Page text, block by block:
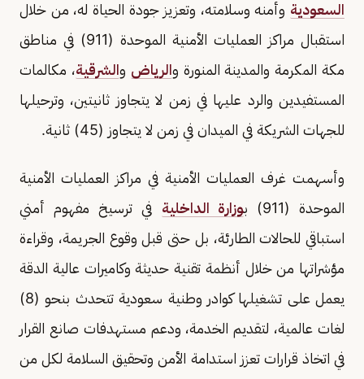
السعودية وأمنه وسلامته، وتعزيز جودة الحياة له، من خلال
استقبال مراكز العمليات الأمنية الموحدة (911) في مناطق
مكة المكرمة والمدينة المنورة والرياض والشرقية، مكالمات
المستفيدين والرد عليها في زمن لا يتجاوز ثانيتين، وترحيلها
للجهات الشريكة في الميدان في زمن لا يتجاوز (45) ثانية.
وأسهمت غرف العمليات الأمنية في مراكز العمليات الأمنية
الموحدة (911) ب
وزارة الداخلية في ترسيخ مفهوم أمني
استباقي للحالات الطارئة، بل حتى قبل وقوع الجريمة، وقراءة
مؤشراتها من خلال أنظمة تقنية حديثة وكاميرات عالية الدقة
يعمل على تشغيلها كوادر وطنية سعودية تتحدث بنحو (8)
لغات عالمية، لتقديم الخدمة، ودعم مستهدفات صانع القرار
في اتخاذ قرارات تعزز استدامة الأمن وتحقيق السلامة لكل من